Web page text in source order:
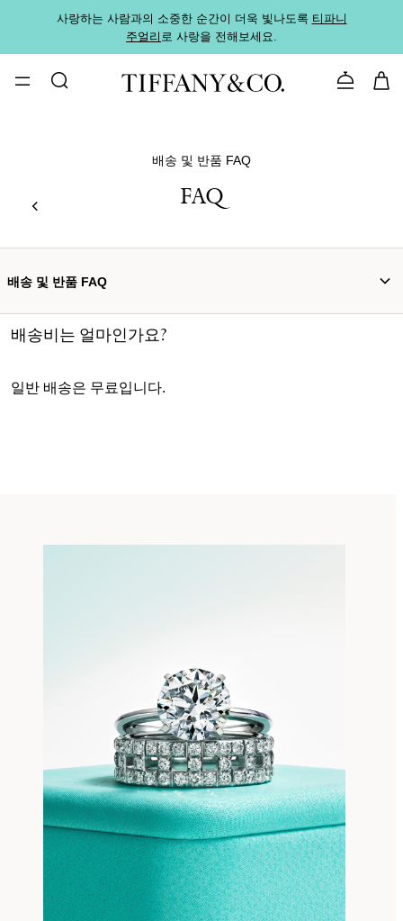
사랑하는 사람과의 소중한 순간이 더욱 빛나도록 티파니
주얼리로 사랑을 전해보세요.
문의하기
배송 및 반품 FAQ
FAQ
배송 및 반품 FAQ
배송비는 얼마인가요?
일반 배송은 무료입니다.